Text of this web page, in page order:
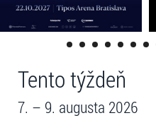
Tento týždeň
7. – 9. augusta 2026